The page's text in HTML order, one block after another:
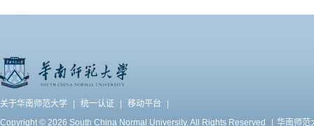
关于华南师范大学 | 统一认证 | 移动平台
|
Copyright © 2026 South China Normal University. All Rights Reserved
| 华南师范